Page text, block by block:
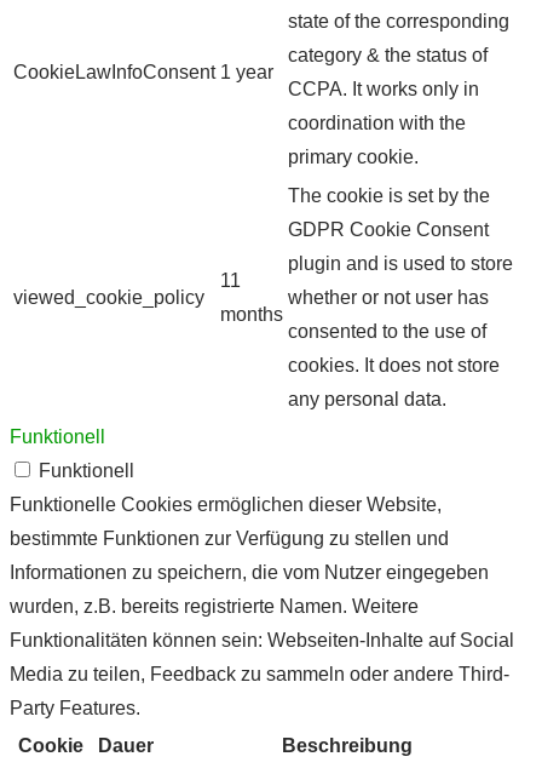
CookieLawInfoConsent 1 year
state of the corresponding
category & the status of
CCPA. It works only in
coordination with the
primary cookie.
viewed_cookie_policy
11
months
The cookie is set by the
GDPR Cookie Consent
plugin and is used to store
whether or not user has
consented to the use of
cookies. It does not store
any personal data.
Funktionell
Funktionell
Funktionelle Cookies ermöglichen dieser Website,
bestimmte Funktionen zur Verfügung zu stellen und
Informationen zu speichern, die vom Nutzer eingegeben
wurden, z.B. bereits registrierte Namen. Weitere
Funktionalitäten können sein: Webseiten-Inhalte auf Social
Media zu teilen, Feedback zu sammeln oder andere Third-
Party Features.
Cookie
Dauer Beschreibung